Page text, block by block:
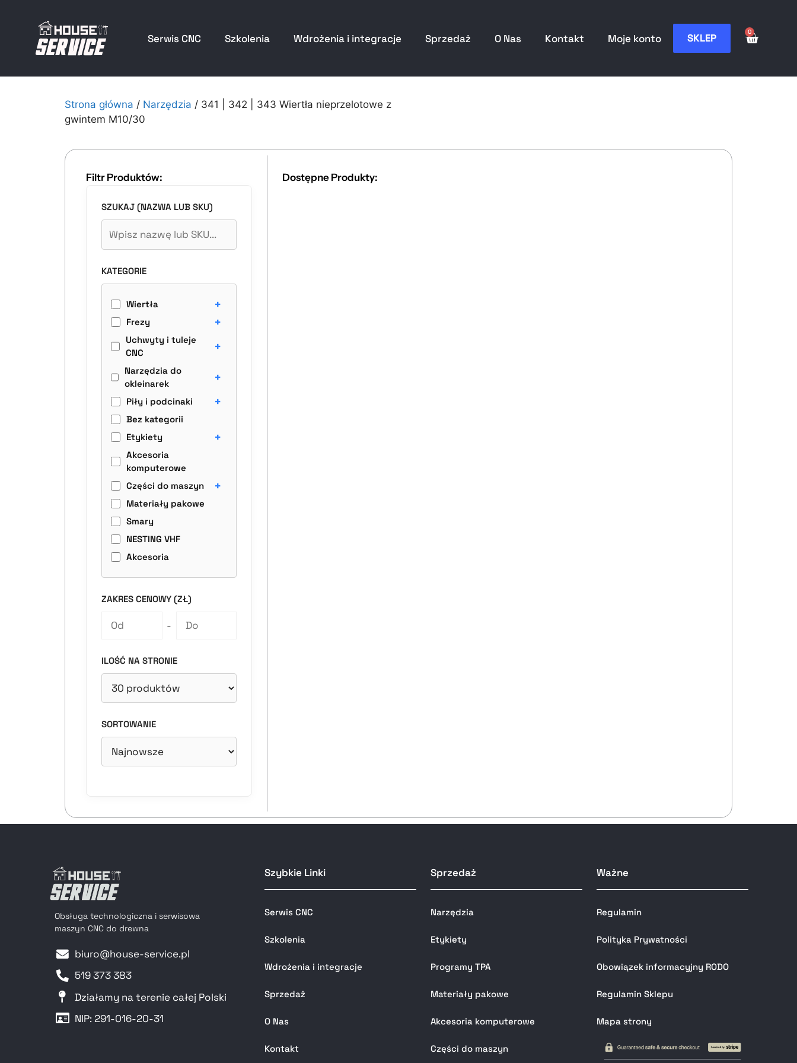
Serwis CNC Szkolenia Wdrożenia i integracje Sprzedaż O Nas Kontakt Moje konto SKLEP 0
Strona główna / Narzędzia / 341 | 342 | 343 Wiertła nieprzelotowe z
gwintem M10/30
Filtr Produktów:
SZUKAJ (NAZWA LUB SKU)
KATEGORIE
Wiertła +
Frezy +
Uchwyty i tuleje
CNC
+
Narzędzia do
okleinarek
+
Piły i podcinaki +
Bez kategorii
Etykiety
+
Akcesoria
komputerowe
Części do maszyn
+
Materiały pakowe
Smary
NESTING VHF
Akcesoria
ZAKRES CENOWY (ZŁ)
-
ILOŚĆ NA STRONIE
SORTOWANIE
Dostępne Produkty:
Obsługa technologiczna i serwisowa
maszyn CNC do drewna
biuro@house-service.pl
519 373 383
Działamy na terenie całej Polski
NIP: 291-016-20-31​
Szybkie Linki
Serwis CNC
Szkolenia
Wdrożenia i integracje
Sprzedaż
O Nas
Kontakt
Sprzedaż
Narzędzia
Etykiety
Programy TPA
Materiały pakowe
Akcesoria komputerowe
Części do maszyn
Ważne
Regulamin
Polityka Prywatności
Obowiązek informacyjny RODO
Regulamin Sklepu
Mapa strony